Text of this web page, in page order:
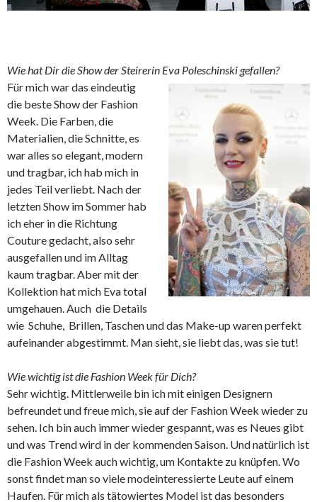
Wie hat Dir die Show der Steirerin Eva Poleschinski gefallen?
Für mich war das eindeutig
die beste Show der Fashion
Week. Die Farben, die
Materialien, die Schnitte, es
war alles so elegant, modern
und tragbar, ich hab mich in
jedes Teil verliebt. Nach der
letzten Show im Sommer hab
ich eher in die Richtung
Couture gedacht, also sehr
ausgefallen und im Alltag
kaum tragbar. Aber mit der
Kollektion hat mich Eva total
umgehauen. Auch die Details
wie Schuhe, Brillen, Taschen und das Make-up waren perfekt
aufeinander abgestimmt. Man sieht, sie liebt das, was sie tut!
Wie wichtig ist die Fashion Week für Dich?
Sehr wichtig. Mittlerweile bin ich mit einigen Designern
befreundet und freue mich, sie auf der Fashion Week wieder zu
sehen. Ich bin auch immer wieder gespannt, was es Neues gibt
und was Trend wird in der kommenden Saison. Und natürlich ist
die Fashion Week auch wichtig, um Kontakte zu knüpfen. Wo
sonst findet man so viele modeinteressierte Leute auf einem
Haufen. Für mich als tätowiertes Model ist das besonders